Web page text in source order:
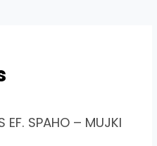
EF. SPAHO – MUJKI